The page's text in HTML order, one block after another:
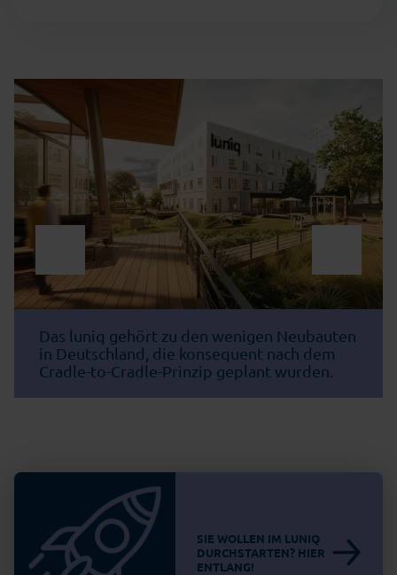
Das luniq gehört zu den wenigen Neubauten
in Deutschland, die konsequent nach dem
Cradle-to-Cradle-Prinzip geplant wurden.
SIE WOLLEN IM LUNIQ
DURCHSTARTEN? HIER
ENTLANG!